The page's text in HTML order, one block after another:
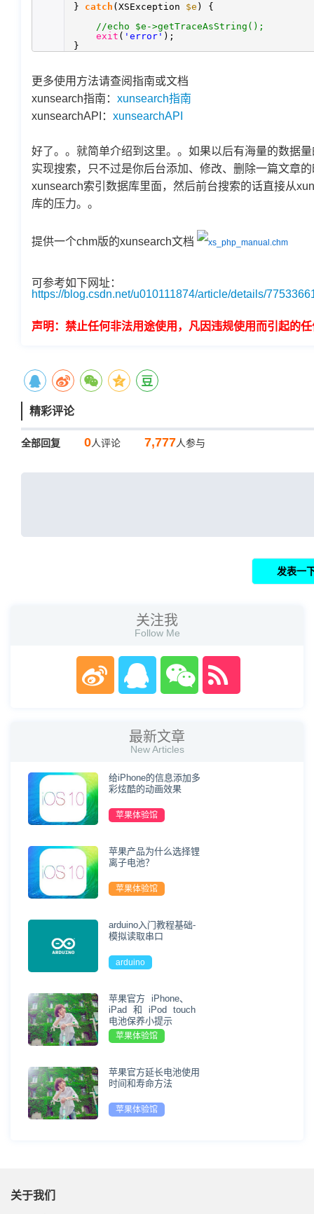
} catch (XSException $e ) {
//echo $e->getTraceAsString();
exit ( 'error' );
}
更多使用方法请查阅指南或文档
xunsearch指南： xunsearch指南
xunsearchAPI： xunsearchAPI
好了。。就简单介绍到这里。。如果以后有海量的数据
实现搜索，只不过是你后台添加、修改、删除一篇文章
xunsearch索引数据库里面，然后前台搜索的话直接从
库的压力。。
提供一个chm版的xunsearch文档 xs_php_manual.chm
可参考如下网址：
https://blog.csdn.net/u010111874/article/details/
声明：禁止任何非法用途使用，凡因违规使用而引起的
精彩评论
全部回复 0人评论 7,777人参与
关注我
Follow Me
最新文章
New Articles
给iPhone的信息添加多
彩炫酷的动画效果
苹果体验馆
苹果产品为什么选择锂
离子电池？
苹果体验馆
arduino入门教程基础-
模拟读取串口
arduino
苹果官方 iPhone、
iPad 和 iPod touch
电池保养小提示
苹果体验馆
苹果官方延长电池使用
时间和寿命方法
苹果体验馆
关于我们